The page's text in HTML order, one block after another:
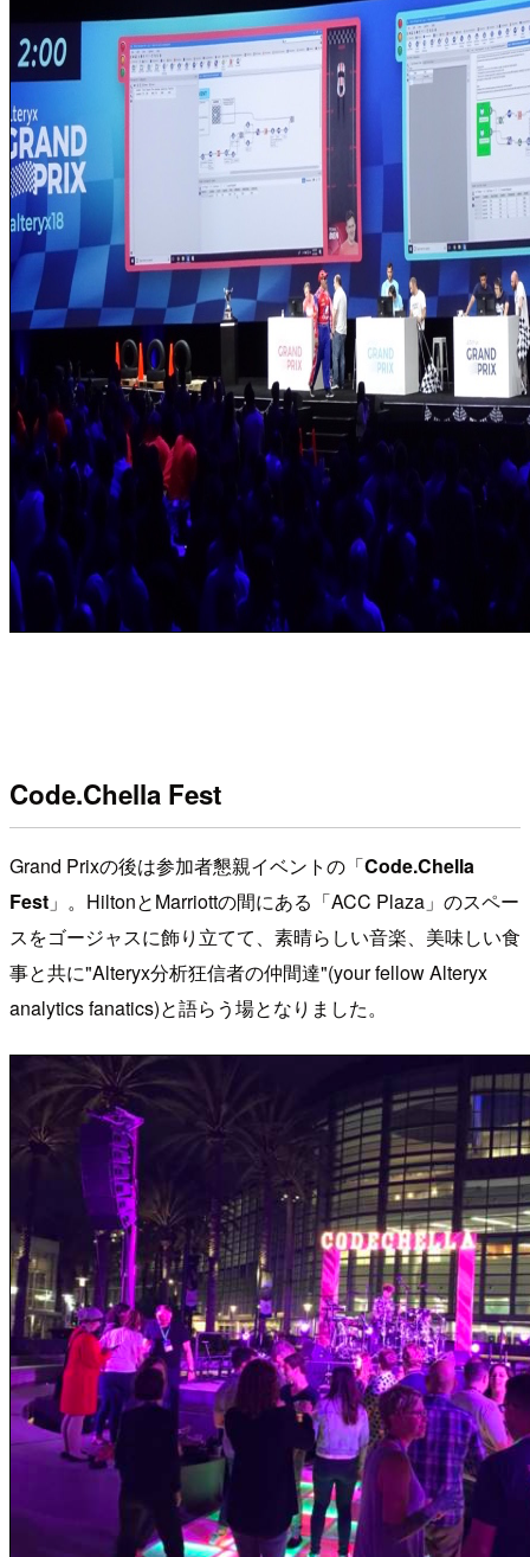
Code.Chella Fest
Grand Prixの後は参加者懇親イベントの「Code.Chella
Fest 」。HiltonとMarriottの間にある「ACC Plaza」のスペー
スをゴージャスに飾り立てて、素晴らしい音楽、美味しい食
事と共に"Alteryx分析狂信者の仲間達"(your fellow Alteryx
analytics fanatics)と語らう場となりました。